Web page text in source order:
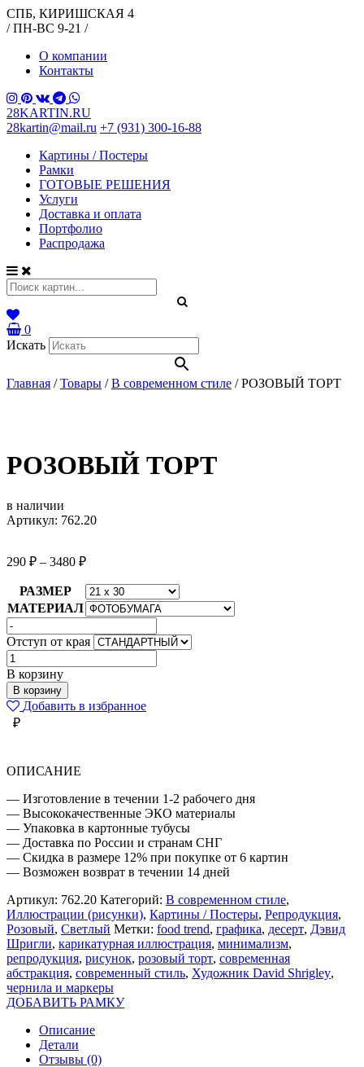
СПБ, КИРИШСКАЯ 4
/ ПН-ВС 9-21 /
О компании
Контакты
28KARTIN.RU
28kartin@mail.ru +7 (931) 300-16-88
Картины / Постеры
Рамки
ГОТОВЫЕ РЕШЕНИЯ
Услуги
Доставка и оплата
Портфолио
Распродажа
0
Искать
Главная /Товары /В современном стиле /РОЗОВЫЙ ТОРТ
РОЗОВЫЙ ТОРТ
в наличии
Артикул: 762.20
290 ₽ – 3480 ₽
РАЗМЕР
МАТЕРИАЛ
Отступ от края
Количество
товара
РОЗОВЫЙ
ТОРТ
В корзину
В корзину
Добавить в избранное
₽
ОПИСАНИЕ
— Изготовление в течении 1-2 рабочего дня
— Высококачественные ЭКО материалы
— Упаковка в картонные тубусы
— Доставка по России и странам СНГ
— Скидка в размере 12% при покупке от 6 картин
— Возможен возврат в течении 14 дней
Артикул: 762.20 Категорий: В современном стиле,
Иллюстрации (рисунки), Картины / Постеры, Репродукция,
Розовый, Светлый Метки: food trend, графика, десерт, Дэвид
Шригли, карикатурная иллюстрация, минимализм,
репродукция, рисунок, розовый торт, современная
абстракция, современный стиль, Художник David Shrigley,
чернила и маркеры
ДОБАВИТЬ РАМКУ
Описание
Детали
Отзывы (0)